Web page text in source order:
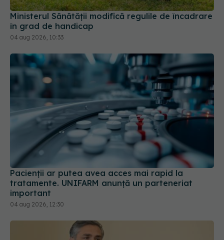
Ministerul Sănătății modifică regulile de încadrare
în grad de handicap
04 aug 2026, 10:33
Pacienții ar putea avea acces mai rapid la
tratamente. UNIFARM anunță un parteneriat
important
04 aug 2026, 12:30